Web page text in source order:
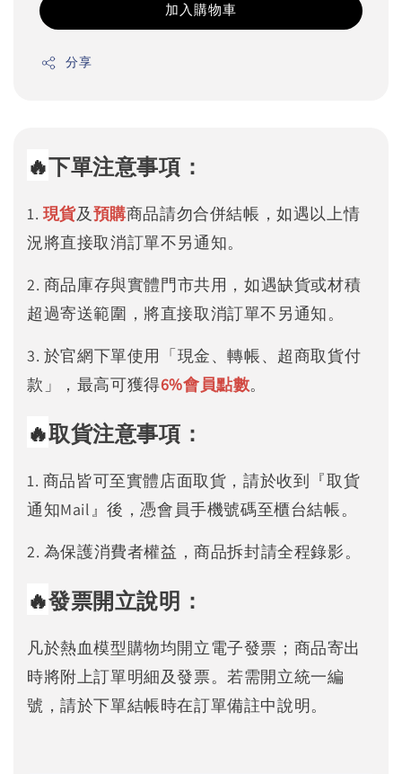
加入購物車
分享
🔥下單注意事項：
1. 現貨及預購商品請勿合併結帳，如遇以上情
況將直接取消訂單不另通知。
2. 商品庫存與實體門市共用，如遇缺貨或材積
超過寄送範圍，將直接取消訂單不另通知。
3. 於官網下單使用「現金、轉帳、超商取貨付
款」，最高可獲得6%會員點數。
🔥取貨注意事項：
1. 商品皆可至實體店面取貨，請於收到『取貨
通知Mail』後，憑會員手機號碼至櫃台結帳。
2. 為保護消費者權益，商品拆封請全程錄影。
🔥發票開立說明：
凡於熱血模型購物均開立電子發票；商品寄出
時將附上訂單明細及發票。若需開立統一編
號，請於下單結帳時在訂單備註中說明。